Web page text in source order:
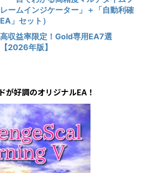
レームインジケーター」＋「自動利確
EA」セット）
高収益率限定！Gold専用EA7選
【2026年版】
が好調のオリジナルEA！